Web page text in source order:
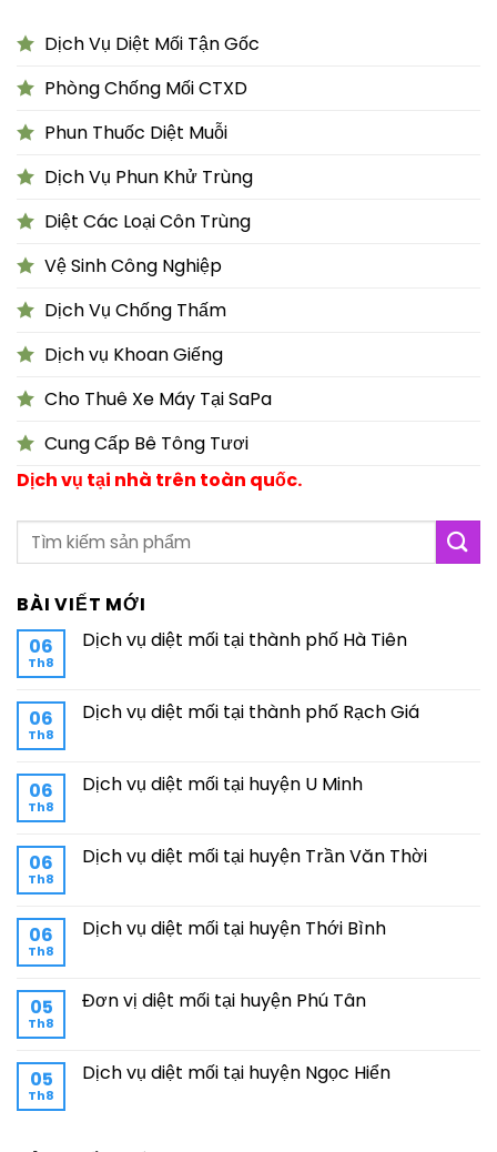
Dịch Vụ Diệt Mối Tận Gốc
Phòng Chống Mối CTXD
Phun Thuốc Diệt Muỗi
Dịch Vụ Phun Khử Trùng
Diệt Các Loại Côn Trùng
Vệ Sinh Công Nghiệp
Dịch Vụ Chống Thấm
Dịch vụ Khoan Giếng
Cho Thuê Xe Máy Tại SaPa
Cung Cấp Bê Tông Tươi
Dịch vụ tại nhà trên toàn quốc.
BÀI VIẾT MỚI
06
Th8
Dịch vụ diệt mối tại thành phố Hà Tiên
06
Th8
Dịch vụ diệt mối tại thành phố Rạch Giá
06
Th8
Dịch vụ diệt mối tại huyện U Minh
06
Th8
Dịch vụ diệt mối tại huyện Trần Văn Thời
06
Th8
Dịch vụ diệt mối tại huyện Thới Bình
05
Th8
Đơn vị diệt mối tại huyện Phú Tân
05
Th8
Dịch vụ diệt mối tại huyện Ngọc Hiển